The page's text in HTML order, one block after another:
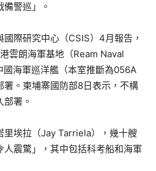
警巡」。
國際研究中心（CSIS）4月報告，
雲朗海軍基地（Ream Naval
海軍巡洋艦（本室推斷為056A
署。柬埔寨國防部8日表示，不構
署。
里埃拉（Jay Tarriela），幾十艘
人震驚」，其中包括科考船和海軍